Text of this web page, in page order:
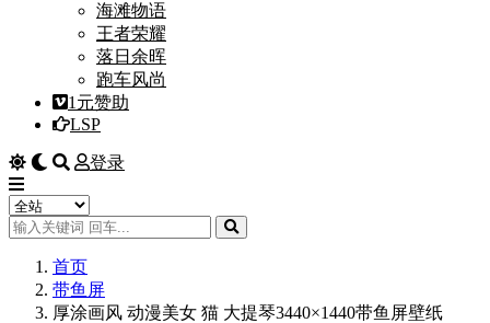
海滩物语
王者荣耀
落日余晖
跑车风尚
1元赞助
LSP
登录
首页
带鱼屏
厚涂画风 动漫美女 猫 大提琴3440×1440带鱼屏壁纸